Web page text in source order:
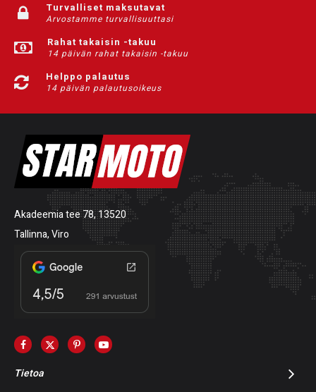
Turvalliset maksutavat
Arvostamme turvallisuuttasi
Rahat takaisin -takuu
14 päivän rahat takaisin -takuu
Helppo palautus
14 päivän palautusoikeus
Akadeemia tee 78, 13520
Tallinna, Viro
Tietoa